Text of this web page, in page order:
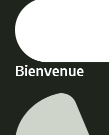
Bienvenue